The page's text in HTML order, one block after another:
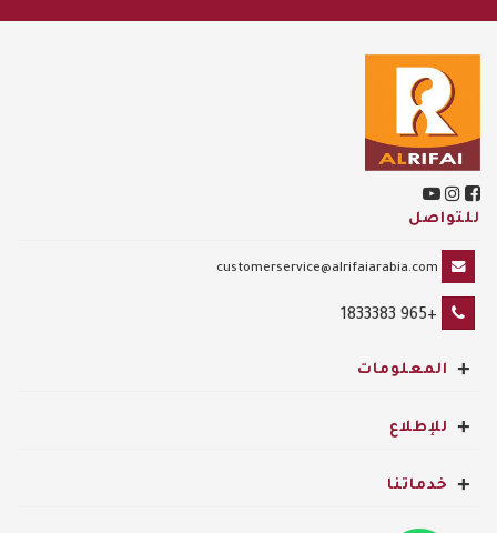
للتواصل
customerservice@alrifaiarabia.com
+965 1833383
المعلومات +
للإطلاع +
خدماتنا +